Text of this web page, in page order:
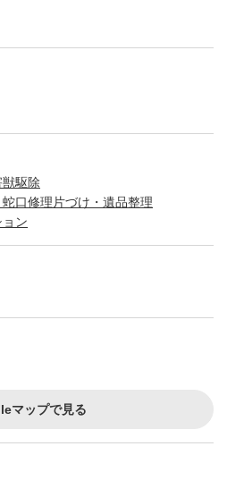
駆除
口修理片づけ・遺品整理
ン
マップで見る